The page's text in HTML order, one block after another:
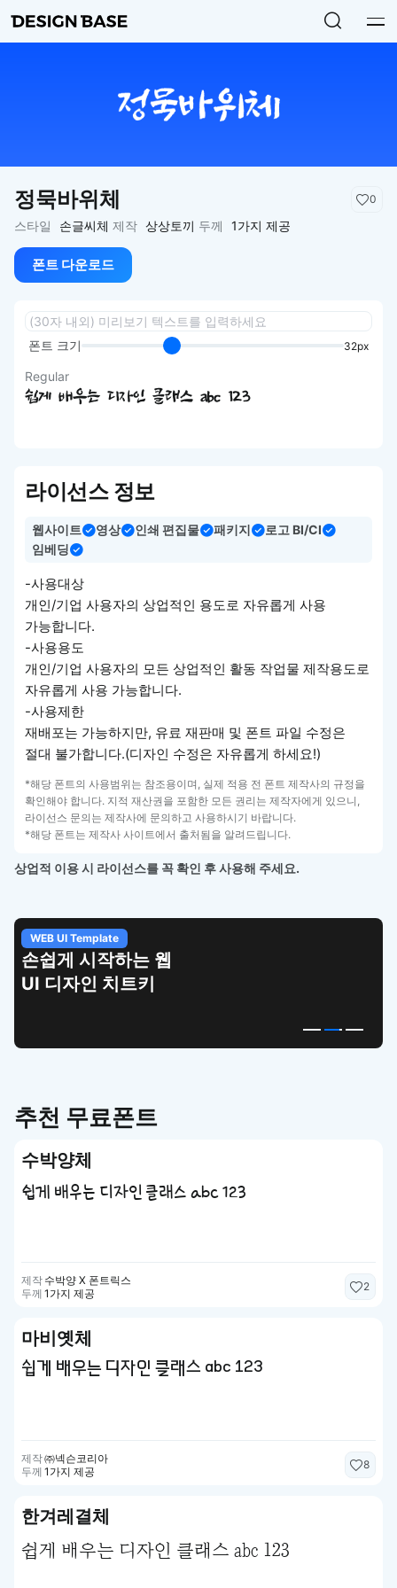
정묵바위체 0
스타일 손글씨체 제작 상상토끼 두께 1가지 제공
폰트 다운로드
폰트 크기 32px
Regular
쉽게 배우는 디자인 클래스 abc 123
라이선스 정보
웹사이트 영상 인쇄 편집물 패키지
로고 BI/CI
임베딩
-사용대상
개인/기업 사용자의 상업적인 용도로 자유롭게 사용
가능합니다.
-사용용도
개인/기업 사용자의 모든 상업적인 활동 작업물 제작용도로
자유롭게 사용 가능합니다.
-사용제한
재배포는 가능하지만, 유료 재판매 및 폰트 파일 수정은
절대 불가합니다.(디자인 수정은 자유롭게 하세요!)
*해당 폰트의 사용범위는 참조용이며, 실제 적용 전 폰트 제작사의 규정을
확인해야 합니다. 지적 재산권을 포함한 모든 권리는 제작자에게 있으니,
라이선스 문의는 제작사에 문의하고 사용하시기 바랍니다.
*해당 폰트는 제작사 사이트에서 출처됨을 알려드립니다.
상업적 이용 시 라이선스를 꼭 확인 후 사용해 주세요.
WEB UI Template
손쉽게 시작하는 웹
UI 디자인 치트키
추천 무료폰트
수박양체
쉽게 배우는 디자인 클래스 abc 123
제작 수박양 X 폰트릭스
두께 1가지 제공
2
마비옛체
쉽게 배우는 디자인 클래스 abc 123
제작㈜넥슨코리아
두께 1가지 제공
8
한겨레결체
쉽게 배우는 디자인 클래스 abc 123